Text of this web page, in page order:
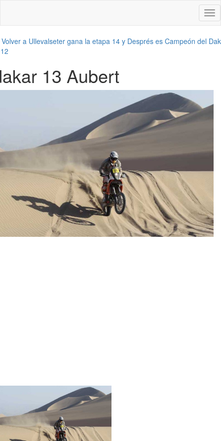
Volver a Ullevalseter gana la etapa 14 y Després es Campeón del
13 Aubert